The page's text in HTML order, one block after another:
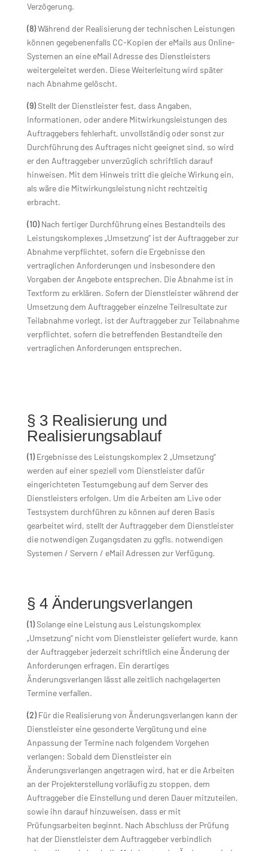
Verzögerung.
(8)Während der Realisierung der technischen Leistungen
können gegebenenfalls CC-Kopien der eMails aus Online-
Systemen an eine eMail Adresse des Dienstleisters
weitergeleitet werden. Diese Weiterleitung wird später
nach Abnahme gelöscht.
(9)Stellt der Dienstleister fest, dass Angaben,
Informationen, oder andere Mitwirkungsleistungen des
Auftraggebers fehlerhaft, unvollständig oder sonst zur
Durchführung des Auftrages nicht geeignet sind, so wird
er den Auftraggeber unverzüglich schriftlich darauf
hinweisen. Mit dem Hinweis tritt die gleiche Wirkung ein,
als wäre die Mitwirkungsleistung nicht rechtzeitig
erbracht.
(10)Nach fertiger Durchführung eines Bestandteils des
Leistungskomplexes „Umsetzung“ ist der Auftraggeber zur
Abnahme verpflichtet, sofern die Ergebnisse den
vertraglichen Anforderungen und insbesondere den
Vorgaben der Angebote entsprechen. Die Abnahme ist in
Textform zu erklären. Sofern der Dienstleister während der
Umsetzung dem Auftraggeber einzelne Teilresultate zur
Teilabnahme vorlegt, ist der Auftraggeber zur Teilabnahme
verpflichtet, sofern die betreffenden Bestandteile den
vertraglichen Anforderungen entsprechen.
§ 3 Realisierung und
Realisierungsablauf
(1)Ergebnisse des Leistungskomplex 2 „Umsetzung“
werden auf einer speziell vom Dienstleister dafür
eingerichteten Testumgebung auf dem Server des
Dienstleisters erfolgen. Um die Arbeiten am Live oder
Testsystem durchführen zu können auf deren Basis
gearbeitet wird, stellt der Auftraggeber dem Dienstleister
die notwendigen Zugangsdaten zu ggfls. notwendigen
Systemen / Servern / eMail Adressen zur Verfügung.
§ 4 Änderungsverlangen
(1)Solange eine Leistung aus Leistungskomplex
„Umsetzung“ nicht vom Dienstleister geliefert wurde, kann
der Auftraggeber jederzeit schriftlich eine Änderung der
Anforderungen erfragen. Ein derartiges
Änderungsverlangen lässt alle zeitlich nachgelagerten
Termine verfallen.
(2)Für die Realisierung von Änderungsverlangen kann der
Dienstleister eine gesonderte Vergütung und eine
Anpassung der Termine nach folgendem Vorgehen
verlangen: Sobald dem Dienstleister ein
Änderungsverlangen angetragen wird, hat er die Arbeiten
an der Projekterstellung vorläufig zu stoppen, dem
Auftraggeber die Einstellung und deren Dauer mitzuteilen,
sowie ihn darauf hinzuweisen, dass er mit
Prüfungsarbeiten beginnt. Nach Abschluss der Prüfung
hat der Dienstleister dem Auftraggeber verbindlich